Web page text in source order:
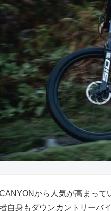
から人気が高まって
自身もダウンカントリーバ